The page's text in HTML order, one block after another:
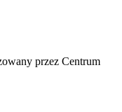
przez Centrum